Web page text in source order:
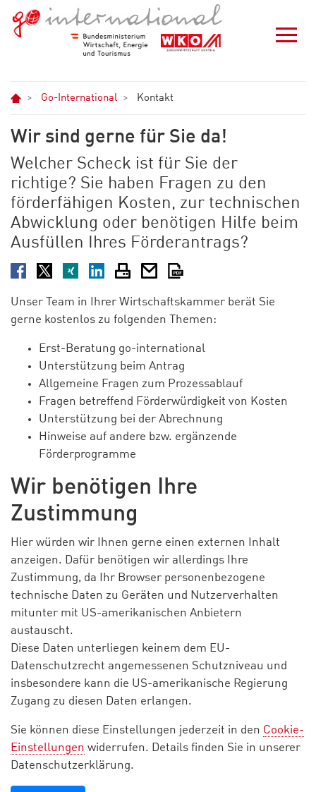
Zum Hauptinhalt springen
Zur Navigation springen
Zum Footer springen
Home Go-International Kontakt
Wir sind gerne für Sie da!
Welcher Scheck ist für Sie der
richtige? Sie haben Fragen zu den
förderfähigen Kosten, zur technischen
Abwicklung oder benötigen Hilfe beim
Ausfüllen Ihres Förderantrags?
Facebook
TwitterXINGLinkedIn
Drucken
E-Mail
PDF
Unser Team in Ihrer Wirtschaftskammer berät Sie
gerne kostenlos zu folgenden Themen:
Erst-Beratung go-international
Unterstützung beim Antrag
Allgemeine Fragen zum Prozessablauf
Fragen betreffend Förderwürdigkeit von Kosten
Unterstützung bei der Abrechnung
Hinweise auf andere bzw. ergänzende
Förderprogramme
Wir benötigen Ihre
Zustimmung
Hier würden wir Ihnen gerne einen externen Inhalt
anzeigen. Dafür benötigen wir allerdings Ihre
Zustimmung, da Ihr Browser personenbezogene
technische Daten zu Geräten und Nutzerverhalten
mitunter mit US-amerikanischen Anbietern
austauscht.
Diese Daten unterliegen keinem dem EU-
Datenschutzrecht angemessenen Schutzniveau und
insbesondere kann die US-amerikanische Regierung
Zugang zu diesen Daten erlangen.
Sie können diese Einstellungen jederzeit in den Cookie-
Einstellungen widerrufen. Details finden Sie in unserer
Datenschutzerklärung.